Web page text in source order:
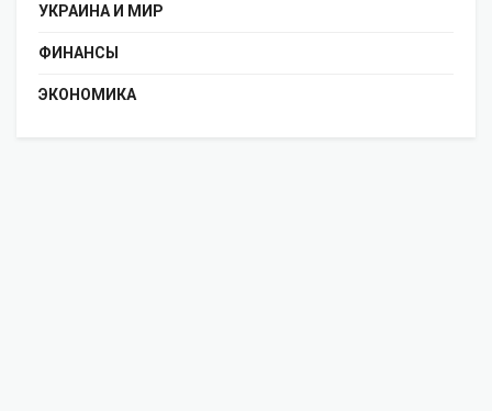
УКРАИНА И МИР
ФИНАНСЫ
ЭКОНОМИКА